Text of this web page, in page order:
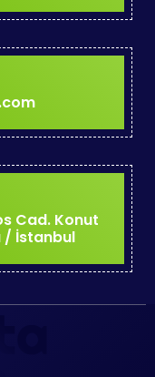
Cad. Konut
/ İstanbul